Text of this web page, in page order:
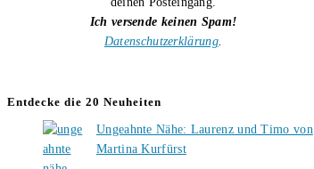
Ich versende keinen Spam!
Datenschutzerklärung.
Entdecke die 20 Neuheiten
Ungeahnte Nähe: Laurenz und Timo von
Martina Kurfürst